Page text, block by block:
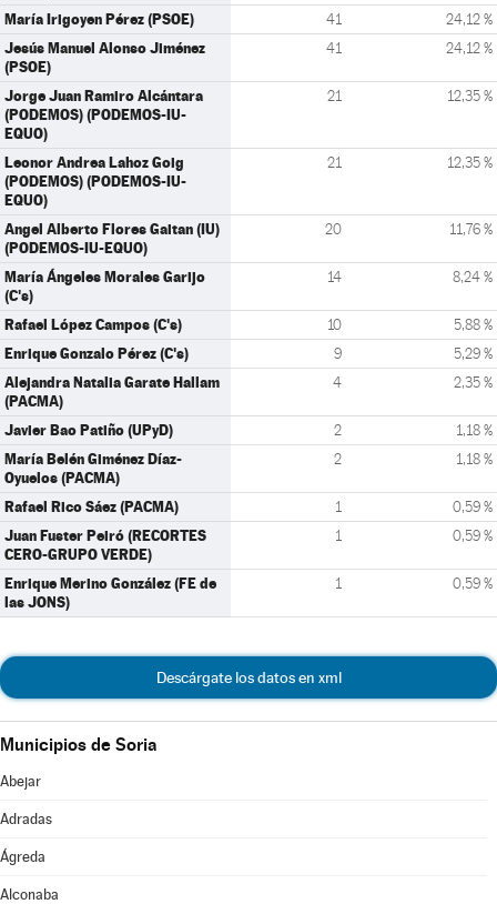
María Irigoyen Pérez (PSOE) 41 24,12 %
Jesús Manuel Alonso Jiménez
(PSOE)
41 24,12 %
Jorge Juan Ramiro Alcántara
(PODEMOS) (PODEMOS-IU-
EQUO)
21 12,35 %
Leonor Andrea Lahoz Goig
(PODEMOS) (PODEMOS-IU-
EQUO)
21 12,35 %
Angel Alberto Flores Gaitan (IU)
(PODEMOS-IU-EQUO)
20 11,76 %
María Ángeles Morales Garijo
(C's)
14 8,24 %
Rafael López Campos (C's) 10 5,88 %
Enrique Gonzalo Pérez (C's) 9 5,29 %
Alejandra Natalia Garate Hallam
(PACMA)
4 2,35 %
Javier Bao Patiño (UPyD) 2 1,18 %
María Belén Giménez Díaz-
Oyuelos (PACMA)
2 1,18 %
Rafael Rico Sáez (PACMA) 1 0,59 %
Juan Fuster Peiró (RECORTES
CERO-GRUPO VERDE)
1 0,59 %
Enrique Merino González (FE de
las JONS)
1 0,59 %
Descárgate los datos en xml
Municipios de Soria
Abejar
Adradas
Ágreda
Alconaba